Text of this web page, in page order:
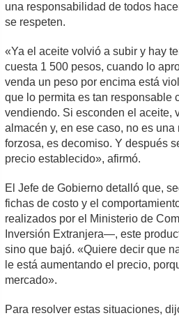
una responsabilidad de todos
se respeten.
«Ya el aceite volvió a subir y hay
cuesta 1 500 pesos, cuando lo
venda un peso por encima está
que lo permita es tan responsable
vendiendo. Si esconden el aceite,
almacén y, en ese caso, no es una
forzosa, es decomiso. Y después
precio establecido», afirmó.
El Jefe de Gobierno detalló que,
fichas de costo y el
realizados por el Ministerio de
Inversión Extranjera—, este
sino que bajó. «Quiere decir que
le está aumentando el precio,
mercado».
Para resolver estas situaciones,